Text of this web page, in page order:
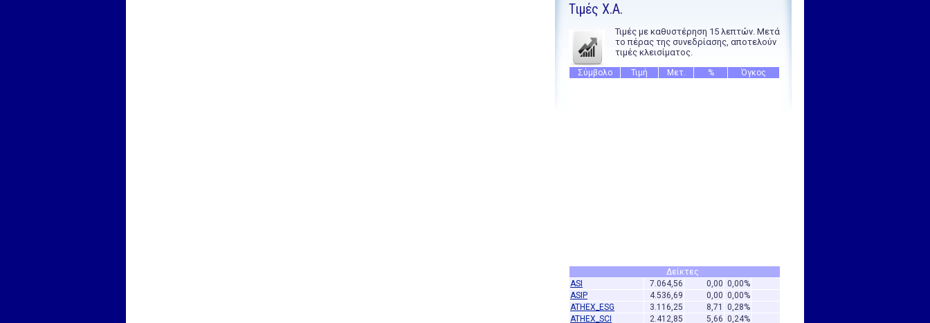
Τιμές Χ.Α.
Τιμές με καθυστέρηση 15 λεπτών. Μετά
το πέρας της συνεδρίασης, αποτελούν
τιμές κλεισίματος.
Σύμβολο Τιμή Μετ. % Όγκος
Δείκτες
ASI
7.064,56 0,00 0,00%
ASIP
4.536,69 0,00 0,00%
ATHEX_ESG
3.116,25 8,71 0,28%
ATHEX_SCI
2.412,85 5,66 0,24%